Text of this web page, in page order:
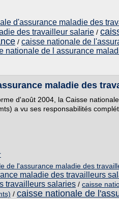
d'assurance maladie des
des travailleur salarie /
/ caisse nationale de
nationale de l assurance
maladie des
d'août 2004, la Caisse
a vu ses responsabilités
de l'assurance maladie des
maladie des travailleurs
travailleurs salaries / caisse
/ caisse nationale de